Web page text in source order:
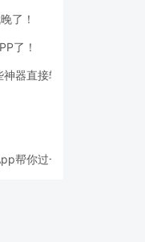
了！
了！
器直接轻松办公
帮你过一把配音瘾